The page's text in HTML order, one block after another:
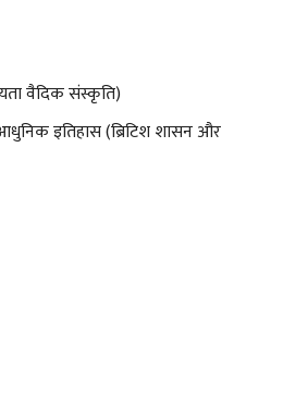
वैदिक संस्कृति)
इतिहास (ब्रिटिश शासन और